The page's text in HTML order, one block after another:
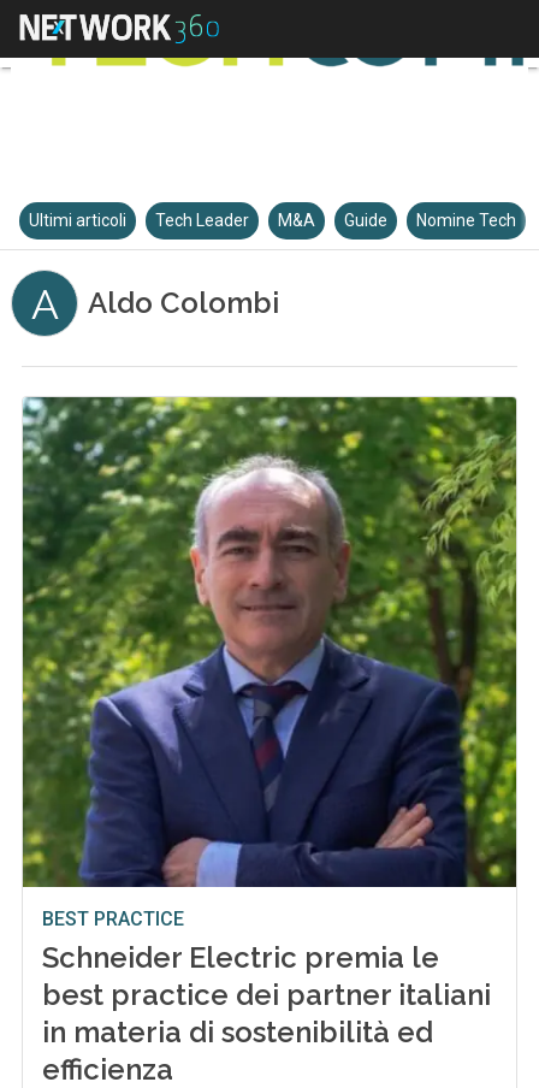
Ultimi articoli Tech Leader M&A Guide Nomine Tech
A Aldo Colombi
BEST PRACTICE
Schneider Electric premia le
best practice dei partner italiani
in materia di sostenibilità ed
efficienza